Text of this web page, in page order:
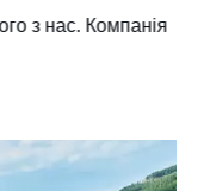
з нас. Компанія